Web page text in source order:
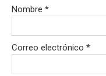
Nombre *
Correo electrónico *